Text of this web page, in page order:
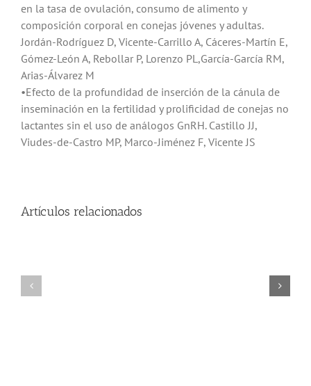
en la tasa de ovulación, consumo de alimento y
composición corporal en conejas jóvenes y adultas.
Jordán-Rodríguez D, Vicente-Carrillo A, Cáceres-Martín E,
Gómez-León A, Rebollar P, Lorenzo PL,García-García RM,
Arias-Álvarez M
•Efecto de la profundidad de inserción de la cánula de
inseminación en la fertilidad y prolificidad de conejas no
lactantes sin el uso de análogos GnRH. Castillo JJ,
Viudes-de-Castro MP, Marco-Jiménez F, Vicente JS
Artículos relacionados